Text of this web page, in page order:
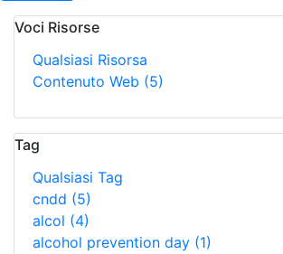
Voci Risorse
Qualsiasi Risorsa
Contenuto Web (5)
Tag
Qualsiasi Tag
cndd (5)
alcol (4)
alcohol prevention day (1)